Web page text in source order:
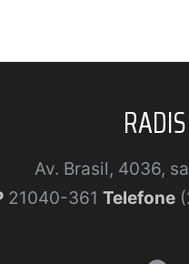
Av. Brasil, 4036,
21040-361 Telefone